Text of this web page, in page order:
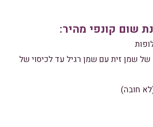
שום קונפי מהיר:
של שמן זית עם שמן רגיל עד לכיסוי של
חובה)